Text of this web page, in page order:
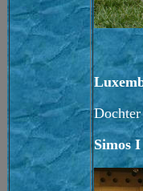
Simos